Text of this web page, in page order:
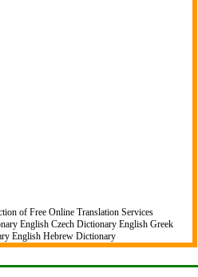
of Free Online Translation Services
English Czech Dictionary English Greek
English Hebrew Dictionary